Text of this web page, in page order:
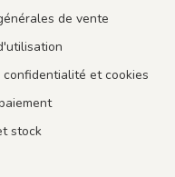
de vente
confidentialité et cookies
stock